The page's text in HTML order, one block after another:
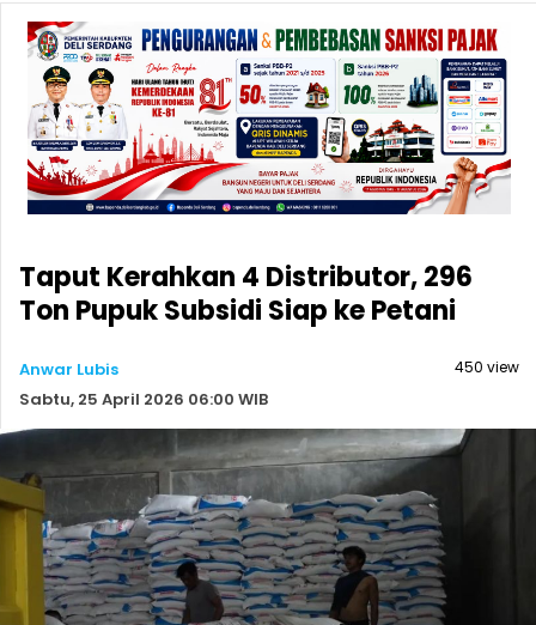
Taput Kerahkan 4 Distributor, 296
Ton Pupuk Subsidi Siap ke Petani
Anwar Lubis
Sabtu, 25 April 2026 06:00 WIB
450 view